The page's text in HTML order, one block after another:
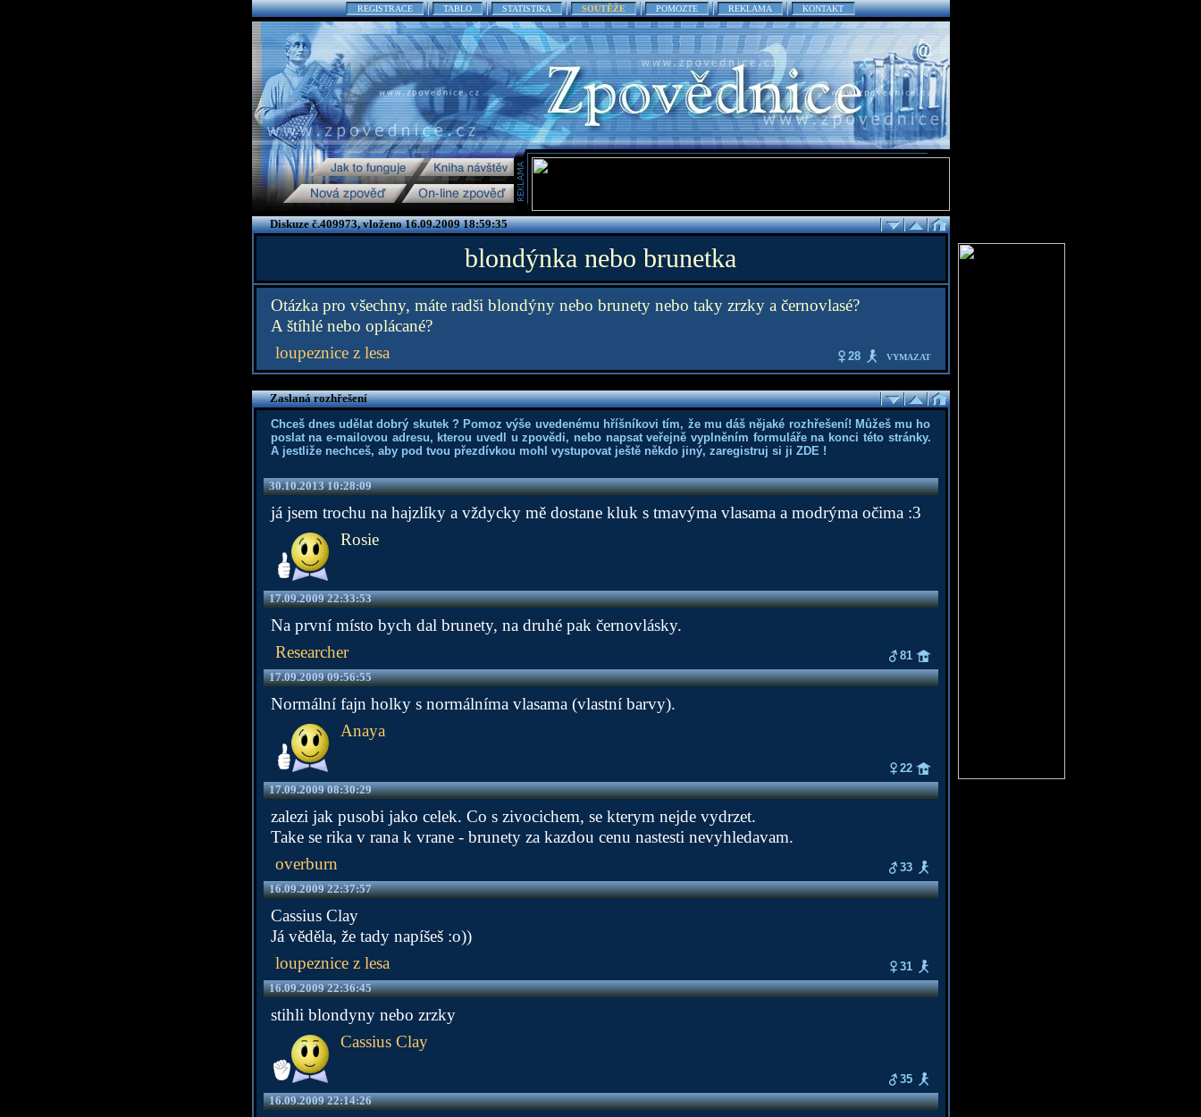
REGISTRACE TABLO STATISTIKA SOUTĚŽE POMOZTE REKLAMA KONTAKT
Diskuze č.409973, vloženo 16.09.2009 18:59:35
blondýnka nebo brunetka
Otázka pro všechny, máte radši blondýny nebo brunety nebo taky zrzky a černovlasé?
A štíhlé nebo oplácané?
loupeznice z lesa
28 VYMAZAT
Zaslaná rozhřešení
Chceš dnes udělat dobrý skutek ? Pomoz výše uvedenému hříšníkovi tím, že mu dáš nějaké rozhřešení! Můžeš mu ho
poslat na e-mailovou adresu, kterou uvedl u zpovědi, nebo napsat veřejně vyplněním formuláře na konci této stránky.
A jestliže nechceš, aby pod tvou přezdívkou mohl vystupovat ještě někdo jiný, zaregistruj si ji ZDE!
30.10.2013 10:28:09
já jsem trochu na hajzlíky a vždycky mě dostane kluk s tmavýma vlasama a modrýma očima :3
Rosie
17.09.2009 22:33:53
Na první místo bych dal brunety, na druhé pak černovlásky.
Researcher
81
17.09.2009 09:56:55
Normální fajn holky s normálníma vlasama (vlastní barvy).
Anaya
22
17.09.2009 08:30:29
zalezi jak pusobi jako celek. Co s zivocichem, se kterym nejde vydrzet.
Take se rika v rana k vrane - brunety za kazdou cenu nastesti nevyhledavam.
overburn
33
16.09.2009 22:37:57
Cassius Clay
Já věděla, že tady napíšeš :o))
loupeznice z lesa
31
16.09.2009 22:36:45
stihli blondyny nebo zrzky
Cassius Clay
35
16.09.2009 22:14:26